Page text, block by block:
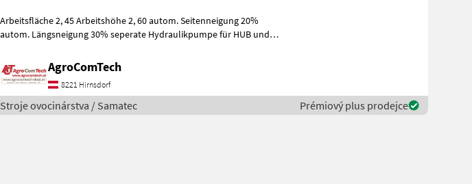
Arbeitsfläche 2, 45 Arbeitshöhe 2, 60 autom. Seitenneigung 20%
autom. Längsneigung 30% seperate Hydraulikpumpe für HUB und
AgroComTech
8221 Hirnsdorf
Stroje ovocinárstva / Samatec Prémiový plus prodejce